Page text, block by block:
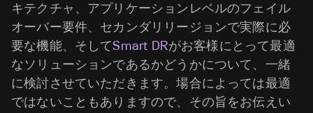
キテクチャ、アプリケーションレベルのフェイル
オーバー要件、セカンダリリージョンで実際に必
要な機能、そしてSmart DRがお客様にとって最適
なソリューションであるかどうかについて、一緒
に検討させていただきます。場合によっては最適
ではないこともありますので、その旨をお伝えい